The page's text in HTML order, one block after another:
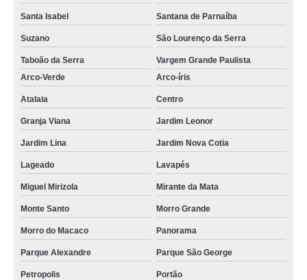
Santa Isabel Santana de Parnaíba
Suzano São Lourenço da Serra
Taboão da Serra
Vargem Grande Paulista
Arco-Verde
Arco-íris
Atalaia Centro
Granja Viana Jardim Leonor
Jardim Lina Jardim Nova Cotia
Lageado Lavapés
Miguel Mirizola Mirante da Mata
Monte Santo Morro Grande
Morro do Macaco Panorama
Parque Alexandre Parque São George
Petropolis Portão